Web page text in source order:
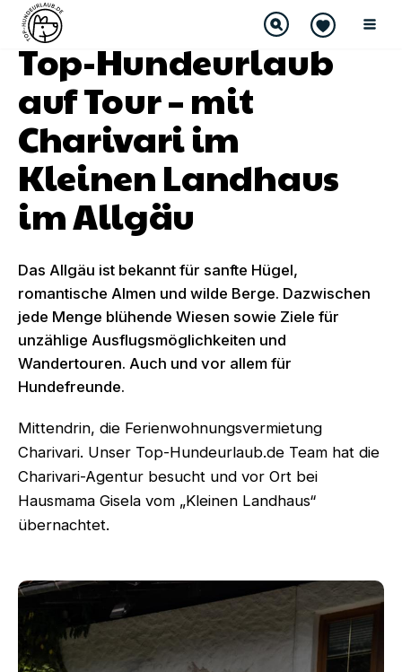
Top-Hundeurlaub
auf Tour – mit
Charivari im
Kleinen Landhaus
im Allgäu
Das Allgäu ist bekannt für sanfte Hügel,
romantische Almen und wilde Berge. Dazwischen
jede Menge blühende Wiesen sowie Ziele für
unzählige Ausflugsmöglichkeiten und
Wandertouren. Auch und vor allem für
Hundefreunde.
Mittendrin, die Ferienwohnungsvermietung
Charivari. Unser Top-Hundeurlaub.de Team hat die
Charivari-Agentur besucht und vor Ort bei
Hausmama Gisela vom „Kleinen Landhaus“
übernachtet.